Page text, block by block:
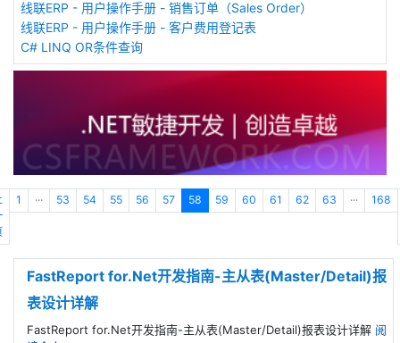
线联ERP - 用户操作手册 - 销售订单（Sales Order）
线联ERP - 用户操作手册 - 客户费用登记表
C# LINQ OR条件查询
1 ··· 53 54 55 56 57 58 59 60 61 62 63 ··· 168
FastReport for.Net开发指南-主从表(Master/Detail)报
表设计详解
FastReport for.Net开发指南-主从表(Master/Detail)报表设计详解 阅